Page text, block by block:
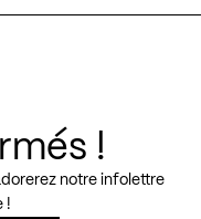
!
notre infolettre
!